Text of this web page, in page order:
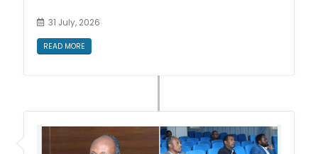
31 July, 2026
READ MORE